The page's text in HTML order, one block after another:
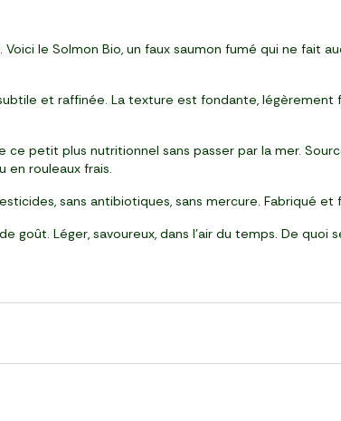
le Solmon Bio, un faux saumon fumé qui ne fait
et raffinée. La texture est fondante,
ce petit plus nutritionnel sans passer par la mer.
en rouleaux frais.
sans antibiotiques, sans mercure. Fabriqué
goût. Léger, savoureux, dans l’air du temps. De quoi